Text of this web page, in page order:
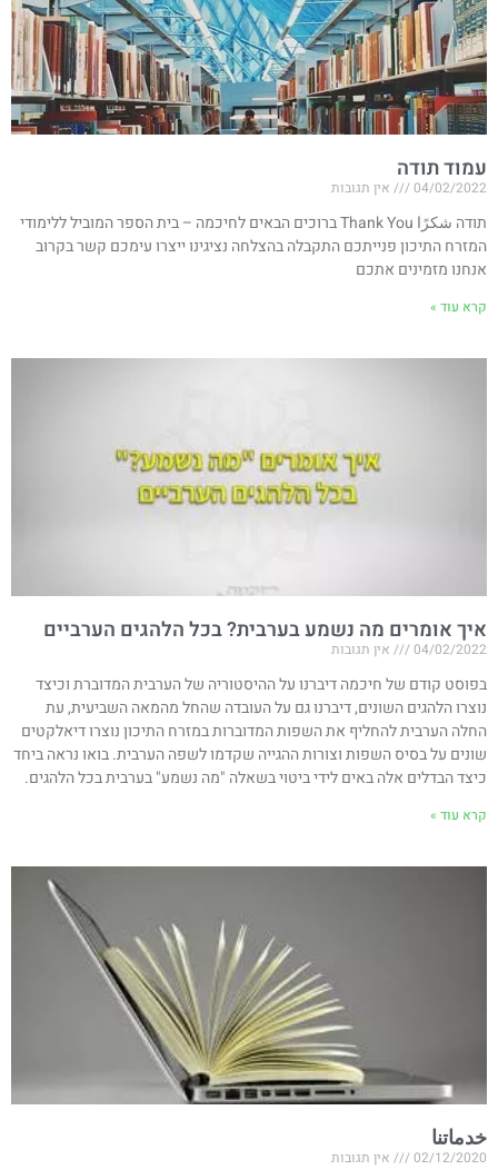
עמוד תודה
04/02/2022 אין תגובות
תודה شكرًا Thank You ברוכים הבאים לחיכמה – בית הספר המוביל ללימודי
המזרח התיכון פנייתכם התקבלה בהצלחה נציגינו ייצרו עימכם קשר בקרוב
אנחנו מזמינים אתכם
קרא עוד »
איך אומרים מה נשמע בערבית? בכל הלהגים הערביים
04/02/2022 אין תגובות
בפוסט קודם של חיכמה דיברנו על ההיסטוריה של הערבית המדוברת וכיצד
נוצרו הלהגים השונים, דיברנו גם על העובדה שהחל מהמאה השביעית, עת
החלה הערבית להחליף את השפות המדוברות במזרח התיכון נוצרו דיאלקטים
שונים על בסיס השפות וצורות ההגייה שקדמו לשפה הערבית. בואו נראה ביחד
כיצד הבדלים אלה באים לידי ביטוי בשאלה "מה נשמע" בערבית בכל הלהגים.
קרא עוד »
خدماتنا
02/12/2020 אין תגובות